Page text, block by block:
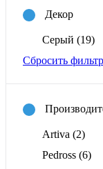
Декор
Серый (19)
Сбросить фильтр
Artiva (2)
Pedross (6)